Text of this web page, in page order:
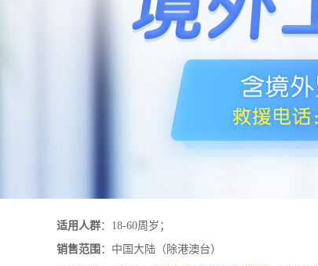
适用人群：18-60周岁；
销售范围 ：中国大陆（除港澳台）